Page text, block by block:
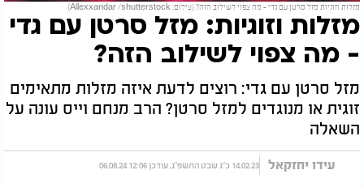
מזלות וזוגיות מזל סרטן עם גדי - מה צפוי לשילוב הזה? (צילום: Allexxandar /shutterstock)
מזלות וזוגיות: מזל סרטן עם גדי
- מה צפוי לשילוב הזה?
מזל סרטן עם גדי: רוצים לדעת איזה מזלות מתאימים
זוגית או מנוגדים למזל סרטן? הרב מנחם וייס עונה על
השאלה
עידו יחזקאל 14.02.23 כ"ג שבט התשפ"ג, עודכן 12:06 06.08.24